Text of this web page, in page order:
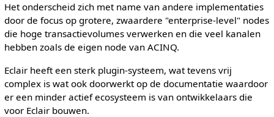
Het onderscheid zich met name van andere implementaties
door de focus op grotere, zwaardere "enterprise-level" nodes
die hoge transactievolumes verwerken en die veel kanalen
hebben zoals de eigen node van ACINQ.
Eclair heeft een sterk plugin-systeem, wat tevens vrij
complex is wat ook doorwerkt op de documentatie waardoor
er een minder actief ecosysteem is van ontwikkelaars die
voor Eclair bouwen.